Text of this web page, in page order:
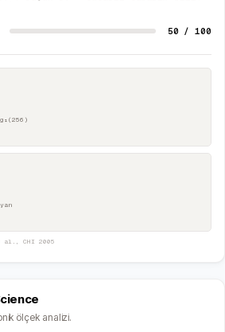
50 / 100
al., CHI 2005
ölçek analizi.